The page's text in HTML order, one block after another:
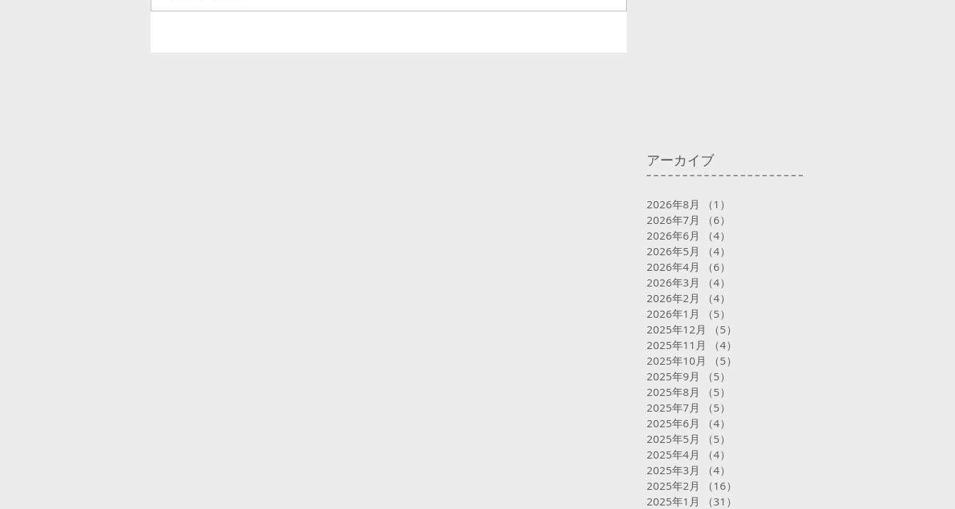
アーカイブ
2026年8月 （1）
2026年7月
（6）
2026年6月
（4）
2026年5月
（4）
2026年4月
（6）
2026年3月
（4）
2026年2月
（4）
2026年1月
（5）
2025年12月
（5）
2025年11月
（4）
2025年10月
（5）
2025年9月
（5）
2025年8月
（5）
2025年7月
（5）
2025年6月
（4）
2025年5月
（5）
2025年4月
（4）
2025年3月
（4）
2025年2月
（16）
2025年1月
（31）